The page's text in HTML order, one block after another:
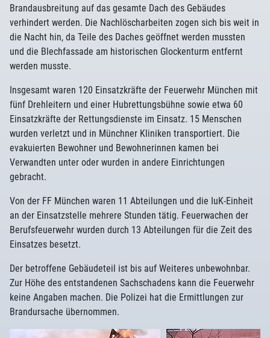
Brandausbreitung auf das gesamte Dach des Gebäudes
verhindert werden. Die Nachlöscharbeiten zogen sich bis weit in
die Nacht hin, da Teile des Daches geöffnet werden mussten
und die Blechfassade am historischen Glockenturm entfernt
werden musste.
Insgesamt waren 120 Einsatzkräfte der Feuerwehr München mit
fünf Drehleitern und einer Hubrettungsbühne sowie etwa 60
Einsatzkräfte der Rettungsdienste im Einsatz. 15 Menschen
wurden verletzt und in Münchner Kliniken transportiert. Die
evakuierten Bewohner und Bewohnerinnen kamen bei
Verwandten unter oder wurden in andere Einrichtungen
gebracht.
Von der FF München waren 11 Abteilungen und die IuK-Einheit
an der Einsatzstelle mehrere Stunden tätig. Feuerwachen der
Berufsfeuerwehr wurden durch 13 Abteilungen für die Zeit des
Einsatzes besetzt.
Der betroffene Gebäudeteil ist bis auf Weiteres unbewohnbar.
Zur Höhe des entstandenen Sachschadens kann die Feuerwehr
keine Angaben machen. Die Polizei hat die Ermittlungen zur
Brandursache übernommen.